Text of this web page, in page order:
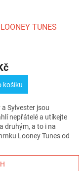
TUNES
košíku
a Sylvester jsou
nepřátelé a utíkejte
druhým, a to i na
Looney Tunes od